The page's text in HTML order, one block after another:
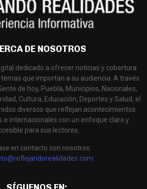
DE NOSOTROS
dedicado a ofrecer noticias y cobertura
que importan a su audiencia. A través
de hoy, Puebla, Municipios, Nacionales,
Cultura, Educación, Deportes y Salud, el
diversos que reflejan acontecimientos
e internacionales con un enfoque claro y
para sus lectores.
en contacto con nosotros: